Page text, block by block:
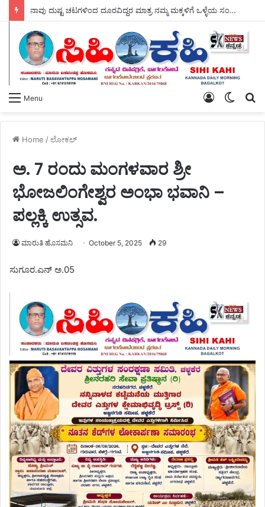
Menu
Switch
Log
Home /ಲೋಕಲ್
ಅ. 7 ರಂದು ಮಂಗಳವಾರ ಶ್ರೀ
ಭೋಜಲಿಂಗೇಶ್ವರ ಅಂಭಾ ಭವಾನಿ –
ಪಲ್ಲಕ್ಕಿ ಉತ್ಸವ.
ಮಾರುತಿ ಹೊಸಮನಿ October 5, 2025 29
ಸುಗೂರ.ಎನ್ ಅ.05